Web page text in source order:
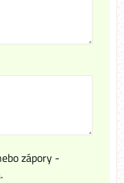
zápory -